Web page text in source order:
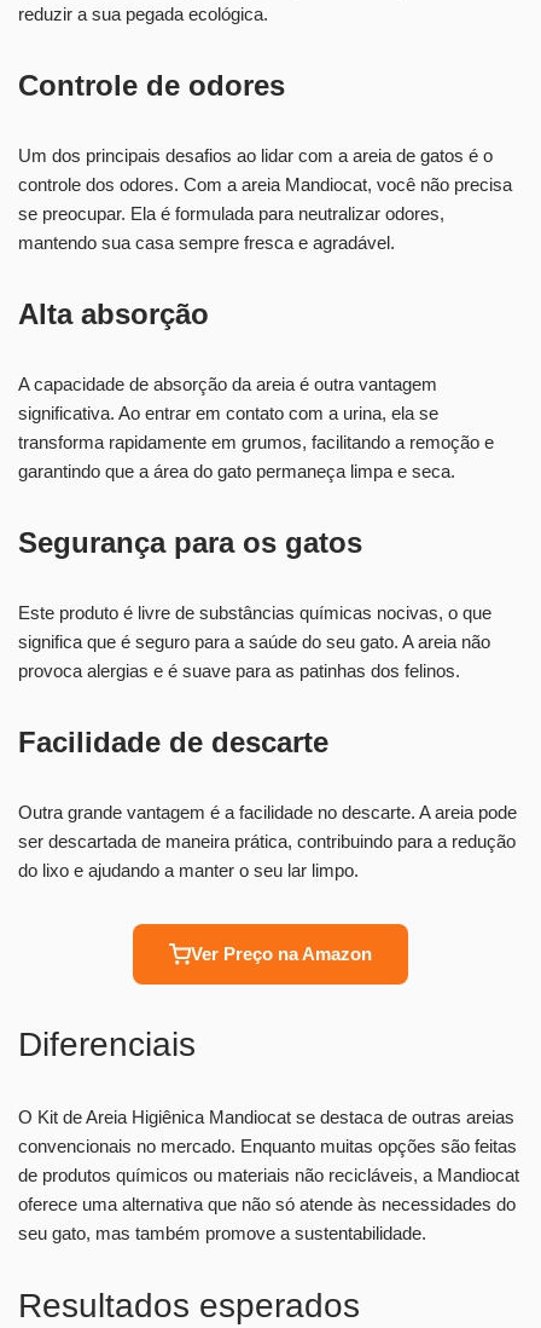
reduzir a sua pegada ecológica.
Controle de odores
Um dos principais desafios ao lidar com a areia de gatos é o
controle dos odores. Com a areia Mandiocat, você não precisa
se preocupar. Ela é formulada para neutralizar odores,
mantendo sua casa sempre fresca e agradável.
Alta absorção
A capacidade de absorção da areia é outra vantagem
significativa. Ao entrar em contato com a urina, ela se
transforma rapidamente em grumos, facilitando a remoção e
garantindo que a área do gato permaneça limpa e seca.
Segurança para os gatos
Este produto é livre de substâncias químicas nocivas, o que
significa que é seguro para a saúde do seu gato. A areia não
provoca alergias e é suave para as patinhas dos felinos.
Facilidade de descarte
Outra grande vantagem é a facilidade no descarte. A areia pode
ser descartada de maneira prática, contribuindo para a redução
do lixo e ajudando a manter o seu lar limpo.
Ver Preço na Amazon
Diferenciais
O Kit de Areia Higiênica Mandiocat se destaca de outras areias
convencionais no mercado. Enquanto muitas opções são feitas
de produtos químicos ou materiais não recicláveis, a Mandiocat
oferece uma alternativa que não só atende às necessidades do
seu gato, mas também promove a sustentabilidade.
Resultados esperados